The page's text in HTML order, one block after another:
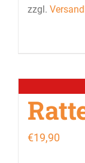
zzgl.
€19,90